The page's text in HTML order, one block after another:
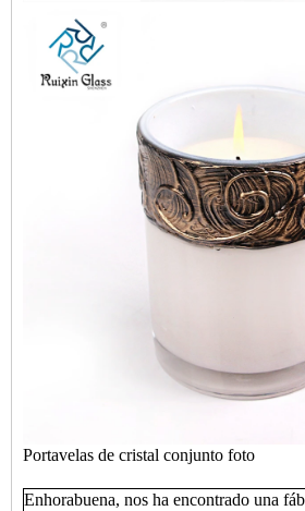
Portavelas de cristal conjunto foto
Enhorabuena, nos ha encontrado una